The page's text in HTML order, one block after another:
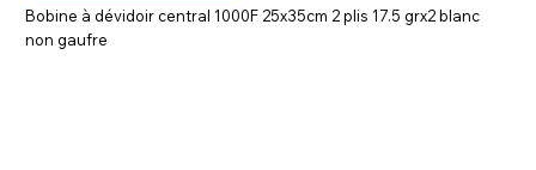
Bobine à dévidoir central 1000F 25x35cm 2 plis 17.5 grx2 blanc
non gaufre